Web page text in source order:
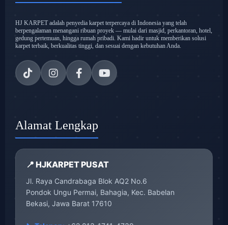
HJ KARPET adalah penyedia karpet terpercaya di Indonesia yang telah
berpengalaman menangani ribuan proyek — mulai dari masjid, perkantoran, hotel,
gedung pertemuan, hingga rumah pribadi. Kami hadir untuk memberikan solusi
karpet terbaik, berkualitas tinggi, dan sesuai dengan kebutuhan Anda.
Alamat Lengkap
📍 HJKARPET PUSAT
Jl. Raya Candrabaga Blok AQ2 No.6
Pondok Ungu Permai, Bahagia, Kec. Babelan
Bekasi, Jawa Barat 17610